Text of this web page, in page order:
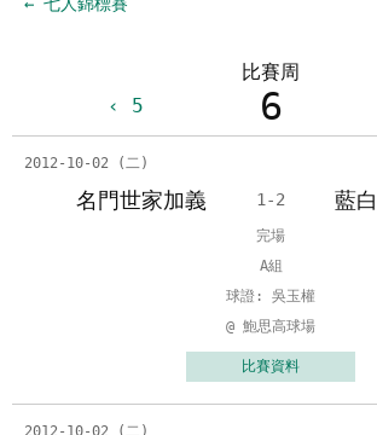
比賽周
5
6
2012-10-02 (二)
名門世家加義 1-2 藍白
完場
A組
球證: 吳玉權
@ 鮑思高球場
比賽資料
2012-10-02 (二)